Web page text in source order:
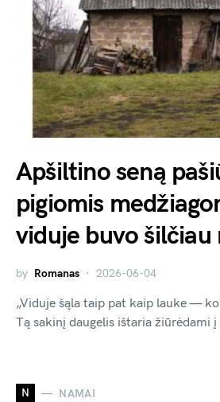
Apšiltino seną
pigiomis
viduje buvo šilčiau
by Romanas 2026-06-04
„Viduje šąla taip pat kaip lauke —
Tą sakinį daugelis ištaria žiūrėdami į
N NAMAI